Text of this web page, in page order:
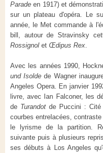
Parade en 1917) et
sur un plateau d'opéra. Le
année, le Met commande à
bill, autour de Stravinsky
Rossignol et Œdipus Rex.
Avec les années 1990,
und Isolde de Wagner
Angeles Opera. En janvier
livre, avec Ian Falconer, les
de Turandot de Puccini : Cité
courbes entrelacées,
le lyrisme de la partition.
suivante puis à plusieurs
ses débuts à Los Angeles